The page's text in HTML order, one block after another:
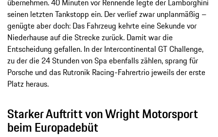
seinen letzten Tankstopp ein. Der verlief zwar unplanmäßig –
genügte aber doch: Das Fahrzeug kehrte eine Sekunde vor
Niederhause auf die Strecke zurück. Damit war die
Entscheidung gefallen. In der Intercontinental GT Challenge,
zu der die 24 Stunden von Spa ebenfalls zählen, sprang für
Porsche und das Rutronik Racing-Fahrertrio jeweils der erste
Platz heraus.
Starker Auftritt von Wright Motorsport
beim Europadebüt